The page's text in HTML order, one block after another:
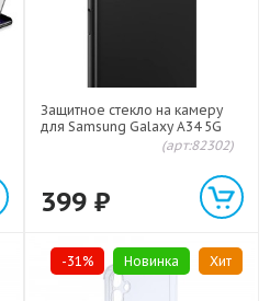
Защитное стекло на камеру
для Samsung Galaxy A34 5G
(арт:82302)
399 ₽
-31% Новинка Хит